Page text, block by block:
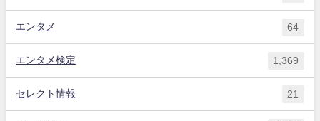
エンタメ 64
エンタメ検定 1,369
セレクト情報 21